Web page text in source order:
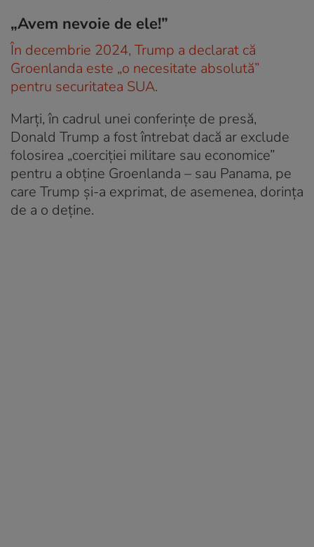
„Avem nevoie de ele!”
În decembrie 2024, Trump a declarat că
Groenlanda este „o necesitate absolută”
pentru securitatea SUA.
Marți, în cadrul unei conferinţe de presă,
Donald Trump a fost întrebat dacă ar exclude
folosirea „coerciţiei militare sau economice”
pentru a obţine Groenlanda – sau Panama, pe
care Trump şi-a exprimat, de asemenea, dorinţa
de a o deţine.